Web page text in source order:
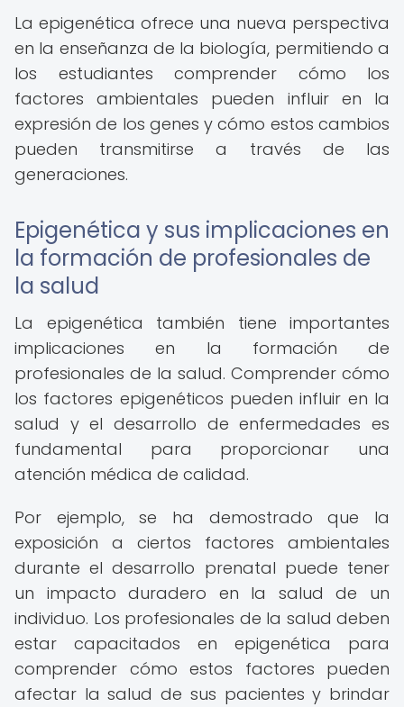
La epigenética ofrece una nueva perspectiva
en la enseñanza de la biología, permitiendo a
los estudiantes comprender cómo los
factores ambientales pueden influir en la
expresión de los genes y cómo estos cambios
pueden transmitirse a través de las
generaciones.
Epigenética y sus implicaciones en
la formación de profesionales de
la salud
La epigenética también tiene importantes
implicaciones en la formación de
profesionales de la salud. Comprender cómo
los factores epigenéticos pueden influir en la
salud y el desarrollo de enfermedades es
fundamental para proporcionar una
atención médica de calidad.
Por ejemplo, se ha demostrado que la
exposición a ciertos factores ambientales
durante el desarrollo prenatal puede tener
un impacto duradero en la salud de un
individuo. Los profesionales de la salud deben
estar capacitados en epigenética para
comprender cómo estos factores pueden
afectar la salud de sus pacientes y brindar